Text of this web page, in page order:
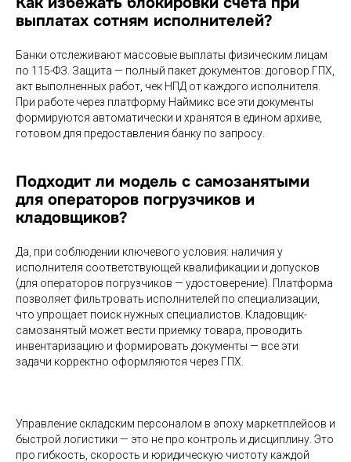
выплатах сотням исполнителей?
Банки отслеживают массовые выплаты физическим лицам
по 115-ФЗ. Защита — полный пакет документов: договор ГПХ,
акт выполненных работ, чек НПД от каждого исполнителя.
При работе через платформу Наймикс все эти документы
формируются автоматически и хранятся в едином архиве,
готовом для предоставления банку по запросу.
Подходит ли модель с самозанятыми
для операторов погрузчиков и
кладовщиков?
Да, при соблюдении ключевого условия: наличия у
исполнителя соответствующей квалификации и допусков
(для операторов погрузчиков — удостоверение). Платформа
позволяет фильтровать исполнителей по специализации,
что упрощает поиск нужных специалистов. Кладовщик-
самозанятый может вести приемку товара, проводить
инвентаризацию и формировать документы — все эти
задачи корректно оформляются через ГПХ.
Управление складским персоналом в эпоху маркетплейсов и
быстрой логистики — это не про контроль и дисциплину. Это
про гибкость, скорость и юридическую чистоту каждой